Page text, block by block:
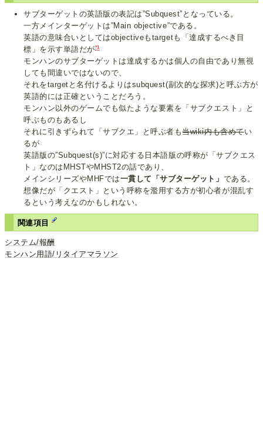
サブターゲットの英語版の表記は”Subquest”となっている。
一方メインターゲットは”Main objective”である。
英語の意味合いとしてはobjectiveもtargetも「達成するべき目
標」を示す単語だが*1
モンハンのサブターゲットは達成するかは個人の自由であり無視
しても間違いではないので、
それをtargetと名付けるよりはsubquest(副次的な探求)と呼ぶ方が
英語的には正確ということだろう。
モンハン以外のゲームでも似たような要素を「サブクエスト」と
呼ぶものもあるし
それに引きずられて「サブクエ」と呼ぶ者も当wiki内も含めてい
るが
英語版の”Subquest(s)”に対応する日本語版の呼称が「サブクエス
ト」なのはMHSTやMHST2の話であり、
メインシリーズやMHFでは一貫して「サブターゲット」 である。
想像だが「クエスト」という呼称を濫用する方が初心者が混乱す
るという考えなのかもしれない。
関連項目
システム/報酬
モンハン用語/リタイアマラソン